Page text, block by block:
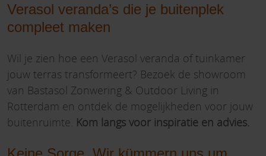
Verasol veranda’s die je buitenplek
compleet maken
Wil je zien hoe een Verasol veranda of tuinkamer
jouw terras transformeert? Bezoek de showroom
van Bastasol Zonwering & Outdoor Living in
Rotterdam en ontdek de mogelijkheden voor jouw
buitenruimte. Kom langs voor inspiratie en advies.